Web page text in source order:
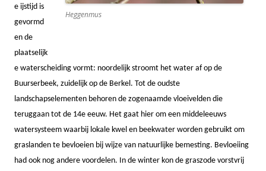
Heggenmus
e ijstijd is
gevormd
en de
plaatselijk
e waterscheiding vormt: noordelijk stroomt het water af op de
Buurserbeek, zuidelijk op de Berkel. Tot de oudste
landschapselementen behoren de zogenaamde vloeivelden die
teruggaan tot de 14e eeuw. Het gaat hier om een middeleeuws
watersysteem waarbij lokale kwel en beekwater worden gebruikt om
graslanden te bevloeien bij wijze van natuurlijke bemesting. Bevloeiing
had ook nog andere voordelen. In de winter kon de graszode vorstvrij